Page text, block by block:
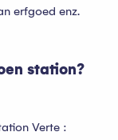
erfgoed enz.
station?
Verte :